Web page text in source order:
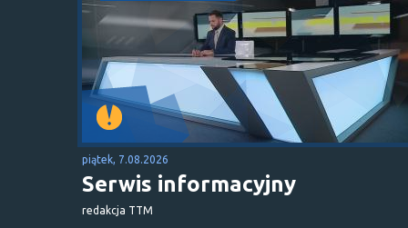
piątek, 7.08.2026
Serwis informacyjny
redakcja TTM